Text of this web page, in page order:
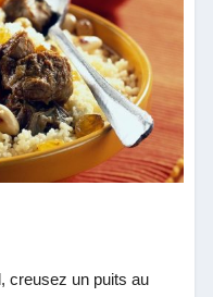
creusez un puits au